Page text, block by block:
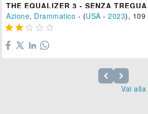
THE EQUALIZER 3 - SENZA TREGUA
Azione, Drammatico - (USA -2023), 109
    
Vai